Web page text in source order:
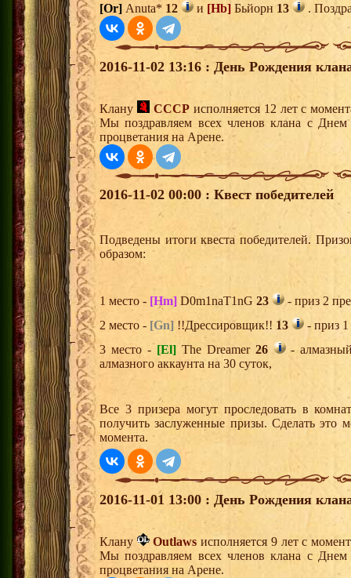
[Or] Anuta* 12 и [Hb] Бьйорн 13 .
2016-11-02 13:16 : День Рождения
Клану СССРисполняется 12 лет с
Мы поздравляем всех членов клана с
процветания на Арене.
2016-11-02 00:00 : Квест победителей
Подведены итоги квеста победителей.
образом:
1 место - [Hm] D0m1naT1nG 23
- приз 2
2 место - [Gn] !!Дрессировщик!! 13
- приз
3 место - [El] The Dreamer 26
-
алмазного аккаунта на 30 суток,
Все 3 призера могут проследовать в
получить заслуженные призы. Сделать это
момента.
2016-11-01 13:00 : День Рождения
Клану Outlaws исполняется 9 лет с
Мы поздравляем всех членов клана с
процветания на Арене.